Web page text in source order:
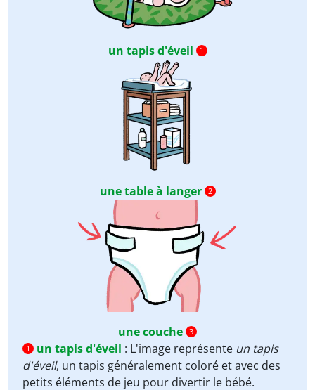
un tapis d'éveil 1
une table à langer 2
une couche 3
1
un tapis d'éveil : L'image représente un tapis
d'éveil, un tapis généralement coloré et avec des
petits éléments de jeu pour divertir le bébé.